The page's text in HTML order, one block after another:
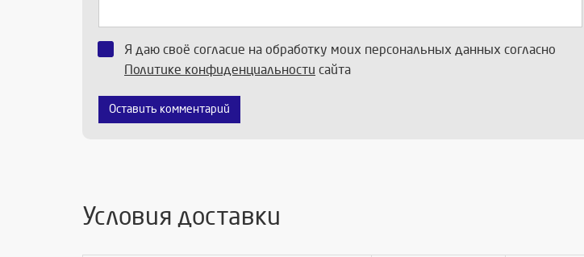
Я даю своё согласие на обработку моих персональных данных согласно
Политике конфиденциальности сайта
Оставить комментарий
Условия доставки